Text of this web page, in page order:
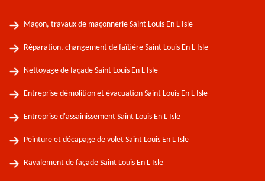
Maçon, travaux de maçonnerie Saint Louis En L Isle
Réparation, changement de faîtière Saint Louis En L Isle
Nettoyage de façade Saint Louis En L Isle
Entreprise démolition et évacuation Saint Louis En L Isle
Entreprise d'assainissement Saint Louis En L Isle
Peinture et décapage de volet Saint Louis En L Isle
Ravalement de façade Saint Louis En L Isle